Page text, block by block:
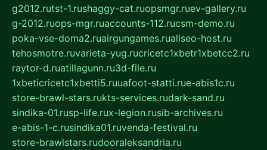
g2012.rutst-1.rushaggy-cat.ruopsmgr.ruev-gallery.ru
g-2012.ruops-mgr.ruaccounts-112.rucsm-demo.ru
poka-vse-doma2.ruairgungames.ruallseo-host.ru
tehosmotre.ruvarieta-yug.rucricetc1xbetr1xbetcc2.ru
raytor-d.ruatillagunn.ru3d-file.ru
1xbeticricetc1xbetti5.ruuafoot-statti.rue-abis1c.ru
store-brawl-stars.rukts-services.rudark-sand.ru
sindika-01.rusp-life.rux-legion.rusib-archives.ru
e-abis-1-c.rusindika01.ruvenda-festival.ru
store-brawlstars.rudooraleksandria.ru